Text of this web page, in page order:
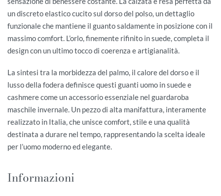
un discreto elastico cucito sul dorso del polso, un dettaglio
funzionale che mantiene il guanto saldamente in posizione con il
massimo comfort. L’orlo, finemente rifinito in suede, completa il
design con un ultimo tocco di coerenza e artigianalità.
La sintesi tra la morbidezza del palmo, il calore del dorso e il
lusso della fodera definisce questi guanti uomo in suede e
cashmere come un accessorio essenziale nel guardaroba
maschile invernale. Un pezzo di alta manifattura, interamente
realizzato in Italia, che unisce comfort, stile e una qualità
destinata a durare nel tempo, rappresentando la scelta ideale
per l’uomo moderno ed elegante.
Informazioni